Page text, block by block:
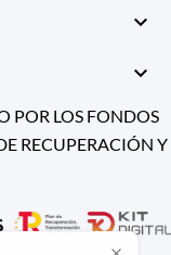


POR LOS FONDOS
RECUPERACIÓN Y